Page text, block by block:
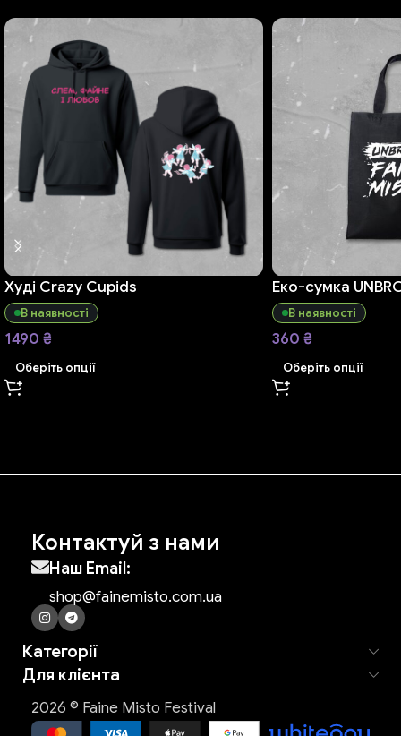
Худі Crazy Cupids
В наявності
1490 ₴
Оберіть опції
Еко-сумка
В наявності
360 ₴
Оберіть опції
Контактуй з нами
Наш Email:
shop@fainemisto.com.ua
Категорії
Для клієнта
2026 © Faine Misto Festival